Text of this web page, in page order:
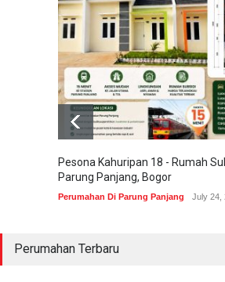
Pesona Kahuripan 18 - Rumah
Parung Panjang, Bogor
Perumahan Di Parung Panjang July 24,
Perumahan Terbaru